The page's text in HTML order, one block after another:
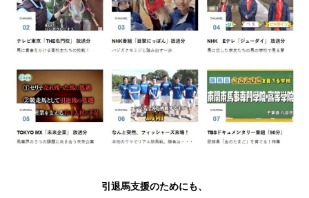
引退馬支援のためにも、